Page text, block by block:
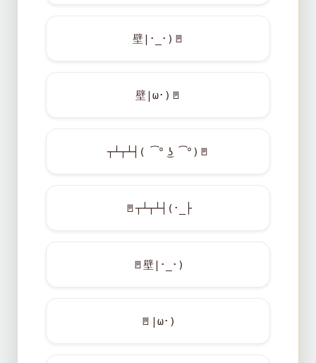
壁|･_･) 🚪
壁|ω･) 🚪
┬┴┬┴┤( ͡° ͜ʖ ͡°) 🚪
🚪┬┴┬┴┤(･_├
🚪壁|･_･)
🚪 |ω･)